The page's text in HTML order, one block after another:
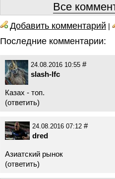
Все
Добавить комментарий |
Последние комментарии:
24.08.2016 10:55 #
slash-lfc
Казах - топ.
(ответить)
24.08.2016 07:12 #
dred
Азиатский рынок
(ответить)